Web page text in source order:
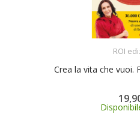
ROI
Crea la vita che vuoi.